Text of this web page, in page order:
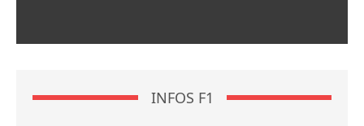
INFOS F1